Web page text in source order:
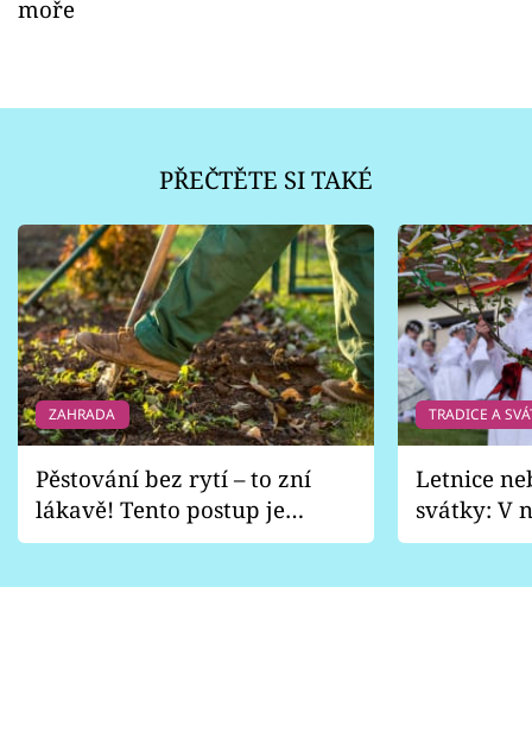
moře
PŘEČTĚTE SI TAKÉ
ZAHRADA
Pěstování bez rytí – to zní
lákavě! Tento postup je
vhodný jen pro některé
TRADICE A
Letnice
svátky: V
pondělí